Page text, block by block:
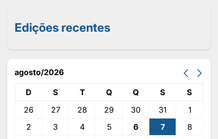
Edições recentes
agosto/2026
D S T Q Q S
S
26
27 28 29 30 31
1
2
3 4 5 6 7
8